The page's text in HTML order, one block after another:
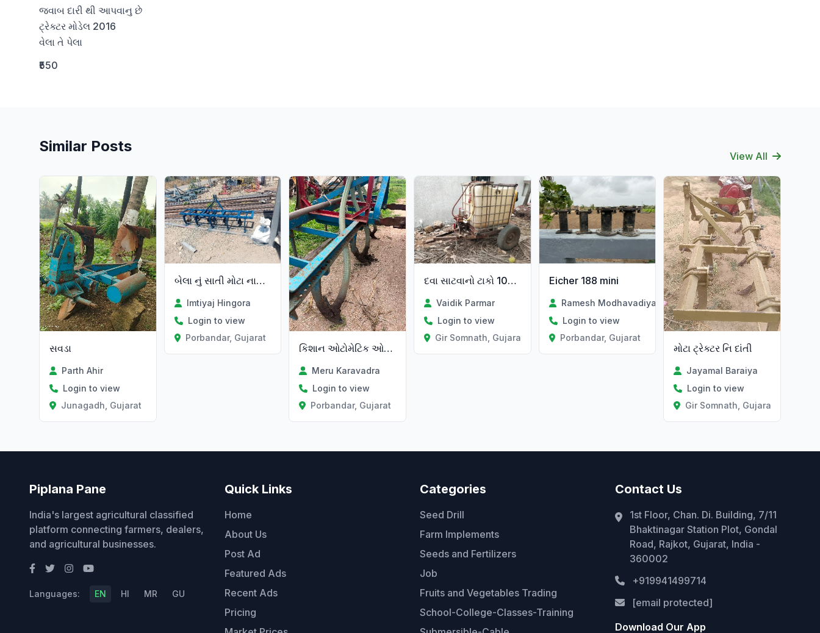
જવાબ દારી થી આપવાનુ છે
ટ્રેક્ટર મોડેલ 2016
વેલા તે પેલા
₹550
Similar Posts
View All
સવડા
Parth Ahir
Login to view
Junagadh, Gujarat
Verified
બેલા નું સાતી મોટા નાના ટ્રેક્ટ
Imtiyaj Hingora
Login to view
Porbandar, Gujarat
કિશાન ઓટોમેટિક ઓરણી
Meru Karavadra
Login to view
Porbandar, Gujarat
દવા સાટવાનો ટાકો 1000 લીટર
Vaidik Parmar
Login to view
Gir Somnath, Gujarat
Eicher 188 mini
Ramesh Modhavadiya
Login to view
Porbandar, Gujarat
મોટા ટ્રેક્ટર નિ દાંતી
Jayamal Baraiya
Login to view
Gir Somnath, Gujarat
Piplana Pane
India's largest agricultural classified
platform connecting farmers, dealers,
and agricultural businesses.
Languages: EN HI MR GU
Quick Links
Home
About Us
Post Ad
Featured Ads
Recent Ads
Pricing
Categories
Seed Drill
Farm Implements
Seeds and Fertilizers
Job
Fruits and Vegetables Trading
School-College-Classes-Training
Contact Us
1st Floor, Chan. Di. Building, 7/11
Bhaktinagar Station Plot, Gondal
Road, Rajkot, Gujarat, India -
360002
+919941499714
[email protected]
Download Our App